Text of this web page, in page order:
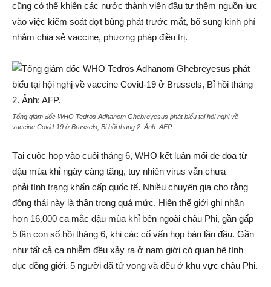
cũng có thể khiến các nước thành viên đầu tư thêm nguồn lực
vào việc kiểm soát đợt bùng phát trước mắt, bổ sung kinh phí
nhằm chia sẻ vaccine, phương pháp điều trị.
Tổng giám đốc WHO Tedros Adhanom Ghebreyesus phát biểu tại hội nghị về
vaccine Covid-19 ở Brussels, Bỉ hồi tháng 2. Ảnh: AFP
Tại cuộc họp vào cuối tháng 6, WHO kết luận mối đe dọa từ
đậu mùa khỉ ngày càng tăng, tuy nhiên virus vẫn chưa
phải tình trạng khẩn cấp quốc tế. Nhiều chuyên gia cho rằng
động thái này là thận trọng quá mức. Hiện thế giới ghi nhận
hơn 16.000 ca mắc đậu mùa khỉ bên ngoài châu Phi, gần gấp
5 lần con số hồi tháng 6, khi các cố vấn họp bàn lần đầu. Gần
như tất cả ca nhiễm đều xảy ra ở nam giới có quan hệ tình
dục đồng giới. 5 người đã tử vong và đều ở khu vực châu Phi.